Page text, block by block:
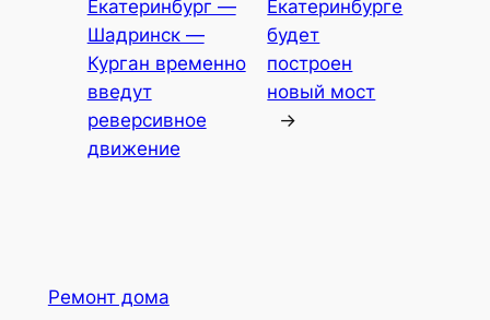
Екатеринбург —
Шадринск —
Курган временно
введут
реверсивное
движение
Екатеринбурге
будет
построен
новый мост
→
Ремонт дома